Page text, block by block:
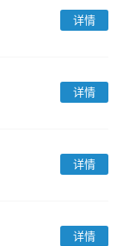
详情
详情
详情
详情